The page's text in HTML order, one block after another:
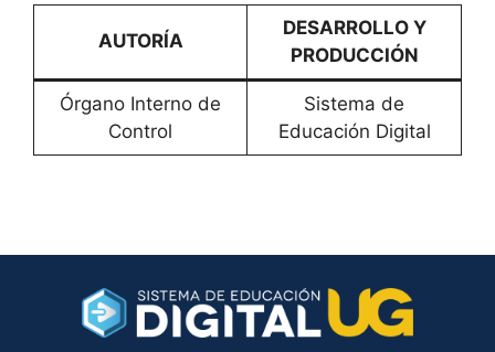
AUTORÍA
DESARROLLO Y
PRODUCCIÓN
Órgano Interno de
Control
Sistema de
Educación Digital